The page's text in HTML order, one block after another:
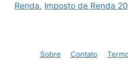
Renda, Imposto de Renda
Sobre Contato